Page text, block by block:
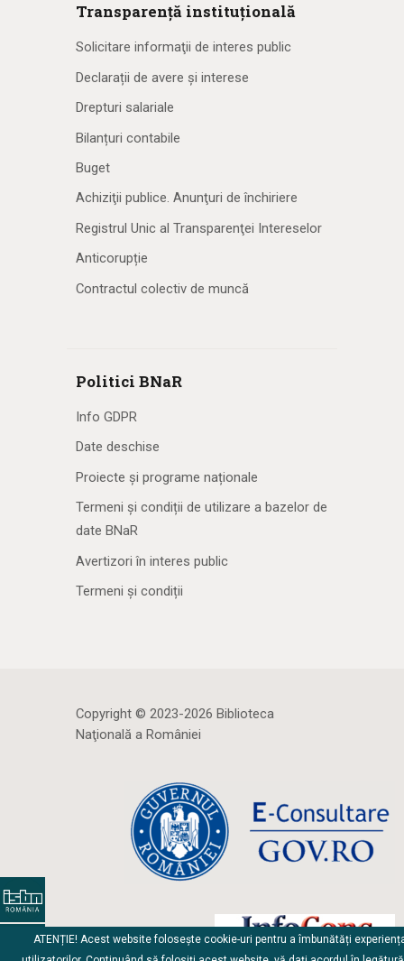
Transparență instituțională
Solicitare informaţii de interes public
Declarații de avere și interese
Drepturi salariale
Bilanțuri contabile
Buget
Achiziţii publice. Anunţuri de închiriere
Registrul Unic al Transparenţei Intereselor
Anticorupție
Contractul colectiv de muncă
Politici BNaR
Info GDPR
Date deschise
Proiecte și programe naționale
Termeni și condiții de utilizare a bazelor de
date BNaR
Avertizori în interes public
Termeni și condiții
Copyright © 2023-2026 Biblioteca
Naţională a României
ATENȚIE! Acest website folosește cookie-uri pentru a îmbunătăți